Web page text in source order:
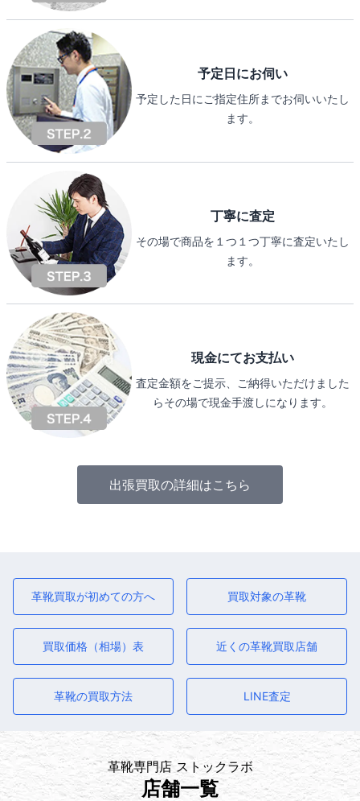
予定日にお伺い
予定した日にご指定住所までお伺いいたし
ます。
丁寧に査定
その場で商品を１つ１つ丁寧に査定いたし
ます。
現金にてお支払い
査定金額をご提示、ご納得いただけました
らその場で現金手渡しになります。
出張買取の詳細はこちら
革靴買取が初めての方へ 買取対象の革靴
買取価格（相場）表 近くの革靴買取店舗
革靴の買取方法 LINE査定
革靴専門店 ストックラボ
店舗一覧